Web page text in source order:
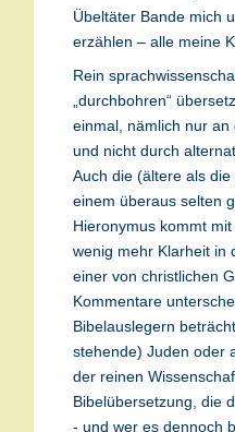
Übeltäter Bande mich
erzählen – alle meine
Rein
„durchbohren“
einmal, nämlich nur
und nicht durch
Auch die (ältere als
einem überaus selten
Hieronymus kommt
wenig mehr Klarheit in
einer von christlichen
Kommentare
Bibelauslegern
stehende) Juden oder
der reinen
Bibelübersetzung, die
- und wer es dennoch